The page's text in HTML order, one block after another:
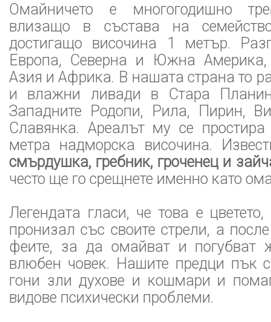
Омайничето е многогодишно
влизащо в състава на
достигащо височина 1 метър.
Европа, Северна и Южна
Азия и Африка. В нашата страна то
и влажни ливади в Стара
Западните Родопи, Рила, Пирин,
Славянка. Ареалът му се
метра надморска височина.
смърдушка, гребник, гроченец и
често ще го срещнете именно като
Легендата гласи, че това е
пронизал със своите стрели, а
феите, за да омайват и погубват
влюбен човек. Нашите предци пък
гони зли духове и кошмари и
видове психически проблеми.